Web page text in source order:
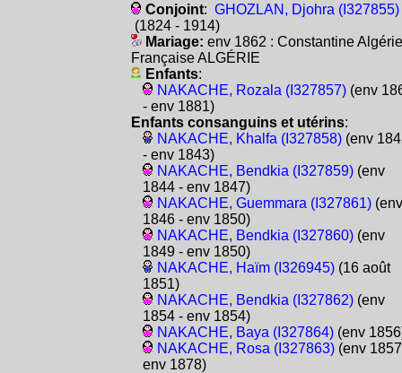
Conjoint: GHOZLAN, Djohra (I327855)
(1824 - 1914)
Mariage: env 1862 : Constantine Algérie
Française ALGÉRIE
Enfants:
NAKACHE, Rozala (I327857)(env
- env 1881)
Enfants consanguins et utérins:
NAKACHE, Khalfa (I327858)(env
- env 1843)
NAKACHE, Bendkia (I327859)(env
1844 - env 1847)
NAKACHE, Guemmara (I327861)(env
1846 - env 1850)
NAKACHE, Bendkia (I327860)(env
1849 - env 1850)
NAKACHE, Haïm (I326945)(16 août
1851)
NAKACHE, Bendkia (I327862)(env
1854 - env 1854)
NAKACHE, Baya (I327864)(env
NAKACHE, Rosa (I327863)(env
env 1878)